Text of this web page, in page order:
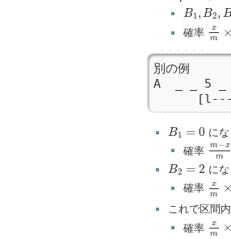
B1,B2,
B1 B2 B
確率
x
m
xm
別の例
A  _ _ 5 _
B1 = 0
B1
に
確率
m−x
m
m−x
B2 = 2
B2
に
確率
x
m
xm×
これで区間
確率
x
m
xm ×